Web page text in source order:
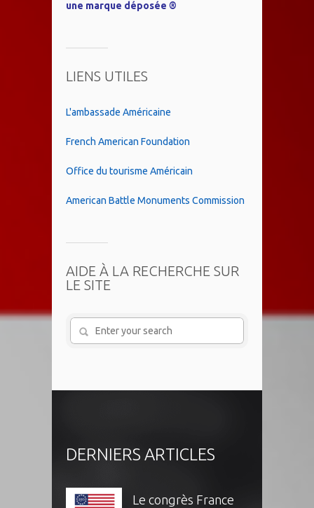
une marque déposée ®
LIENS UTILES
L'ambassade Américaine
French American Foundation
Office du tourisme Américain
American Battle Monuments Commission
AIDE À LA RECHERCHE SUR
LE SITE
DERNIERS ARTICLES
Le congrès France